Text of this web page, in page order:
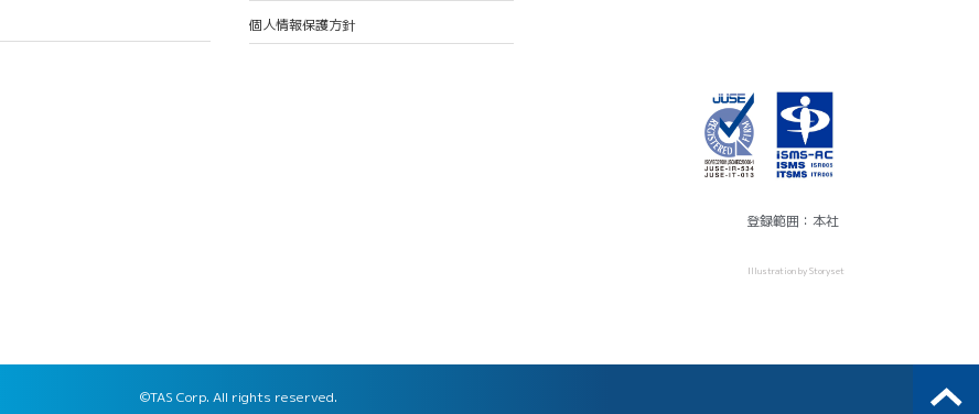
個人情報保護方針
登録範囲：本社
Illustration by Storyset
©TAS Corp. All rights reserved.